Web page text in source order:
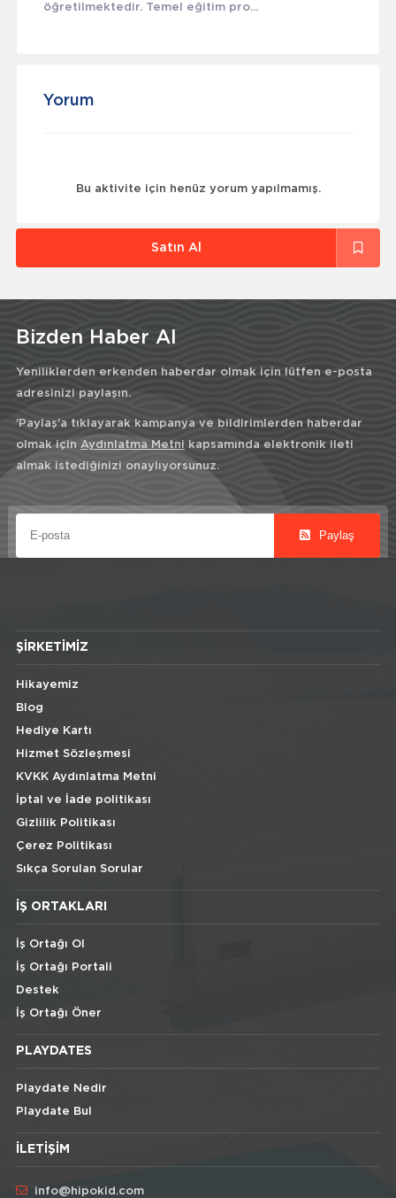
öğretilmektedir. Temel eğitim pro...
Yorum
Bu aktivite için henüz yorum yapılmamış.
Satın Al
Bizden Haber Al
Yeniliklerden erkenden haberdar olmak için lütfen e-posta
adresinizi paylaşın.
'Paylaş'a tıklayarak kampanya ve bildirimlerden haberdar
olmak için Aydınlatma Metni kapsamında elektronik ileti
almak istediğinizi onaylıyorsunuz.
Paylaş
ŞIRKETIMIZ
Hikayemiz
Blog
Hediye Kartı
Hizmet Sözleşmesi
KVKK Aydınlatma Metni
İptal ve İade politikası
Gizlilik Politikası
Çerez Politikası
Sıkça Sorulan Sorular
İŞ ORTAKLARI
İş Ortağı Ol
İş Ortağı Portali
Destek
İş Ortağı Öner
PLAYDATES
Playdate Nedir
Playdate Bul
İLETIŞIM
info@hipokid.com